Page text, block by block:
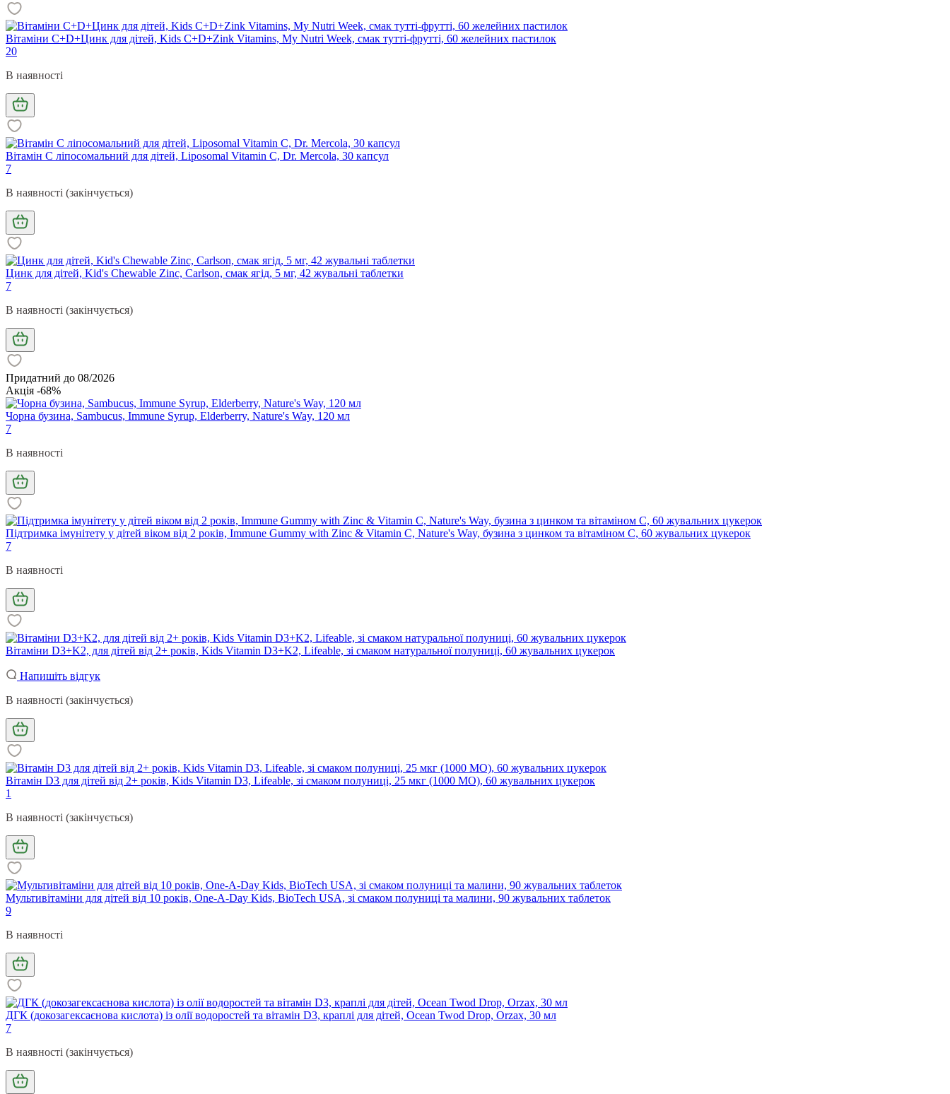
Вітаміни С+D+Цинк для дітей, Kids C+D+Zink Vitamins, My Nutri Week, смак тутті-фрутті, 60 желейних пастилок
20
В наявності
Вітамін С ліпосомальний для дітей, Liposomal Vitamin C, Dr. Mercola, 30 капсул
7
В наявності (закінчується)
Цинк для дітей, Kid's Chewable Zinc, Carlson, смак ягід, 5 мг, 42 жувальні таблетки
7
В наявності (закінчується)
Придатний до 08/2026
Акція -68%
Чорна бузина, Sambucus, Immune Syrup, Elderberry, Nature's Way, 120 мл
7
В наявності
Підтримка імунітету у дітей віком від 2 років, Immune Gummy with Zinc & Vitamin C, Nature's Way, бузина з цинком та вітаміном C, 60 жувальних цукерок
7
В наявності
Вітаміни D3+K2, для дітей від 2+ років, Kids Vitamin D3+K2, Lifeable, зі смаком натуральної полуниці, 60 жувальних цукерок
Напишіть відгук
В наявності (закінчується)
Вітамін D3 для дітей від 2+ років, Kids Vitamin D3, Lifeable, зі смаком полуниці, 25 мкг (1000 МО), 60 жувальних цукерок
1
В наявності (закінчується)
Мультивітаміни для дітей від 10 років, One-A-Day Kids, BioTech USA, зі смаком полуниці та малини, 90 жувальних таблеток
9
В наявності
ДГК (докозагексаєнова кислота) із олії водоростей та вітамін D3, краплі для дітей, Ocean Twod Drop, Orzax, 30 мл
7
В наявності (закінчується)